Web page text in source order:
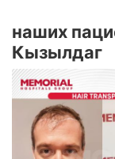
наших
Кызылдаг